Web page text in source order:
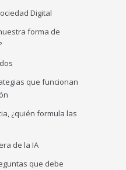
Digital
forma de
que funcionan
¿quién formula las
de la IA
que debe